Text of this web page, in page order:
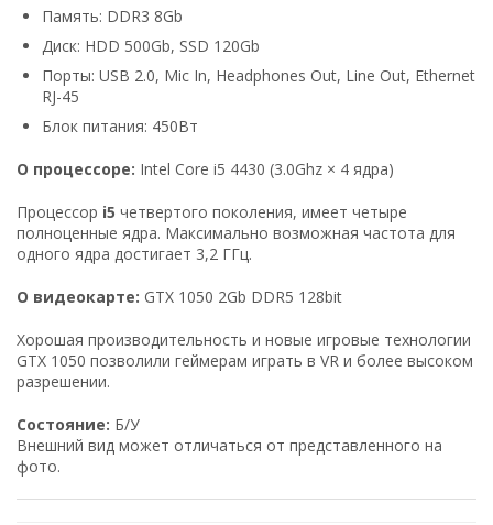
Память: DDR3 8Gb
Диск: HDD 500Gb, SSD 120Gb
Порты: USB 2.0, Mic In, Headphones Out, Line Out, Ethernet
RJ-45
Блок питания: 450Вт
О процессоре: Intel Core i5 4430 (3.0Ghz × 4 ядра)
Процессор i5 четвертого поколения, имеет четыре
полноценные ядра. Максимально возможная частота для
одного ядра достигает 3,2 ГГц.
О видеокарте: GTX 1050 2Gb DDR5 128bit
Хорошая производительность и новые игровые технологии
GTX 1050 позволили геймерам играть в VR и более высоком
разрешении.
Состояние: Б/У
Внешний вид может отличаться от представленного на
фото.